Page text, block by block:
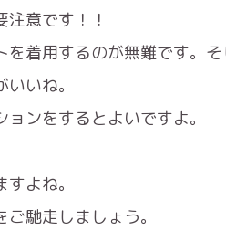
意です！！
着用するのが無難です。そ
いね。
ンをするとよいですよ。
よね。
馳走しましょう。